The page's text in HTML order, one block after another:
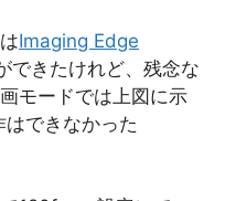
Imaging Edge
できたけれど、残念な
モードでは上図に示
できなかった